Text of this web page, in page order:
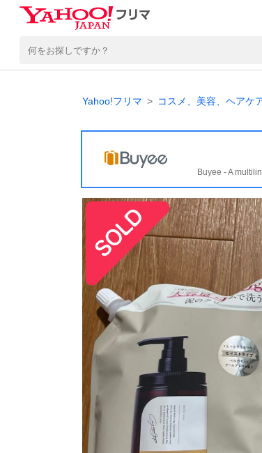
Yahoo!フリマ コスメ、美容、ヘアケ
Buyee - A